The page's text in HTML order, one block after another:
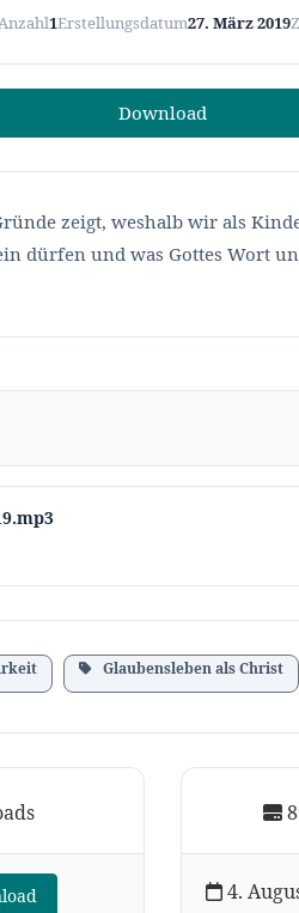
1Erstellungsdatum27. März 2019
Download
zeigt, weshalb wir als
dürfen und was Gottes Wort
Glaubensleben als Christ
4.